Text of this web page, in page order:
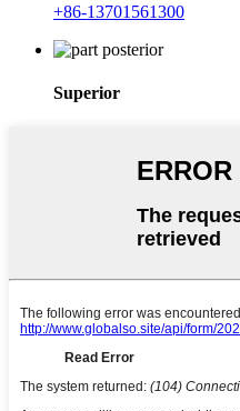
+86-13701561300
Superior